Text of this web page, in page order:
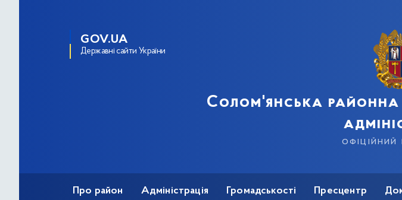
GOV.UA
Державні сайти України
Солом'янська районна
офіційний
Про район Адміністрація Громадськості Пресцентр